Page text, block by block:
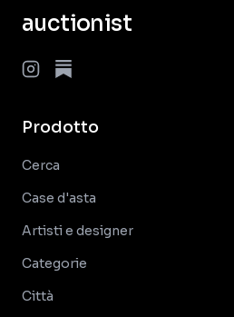
auctionist
Prodotto
Cerca
Case d'asta
Artisti e designer
Categorie
Città